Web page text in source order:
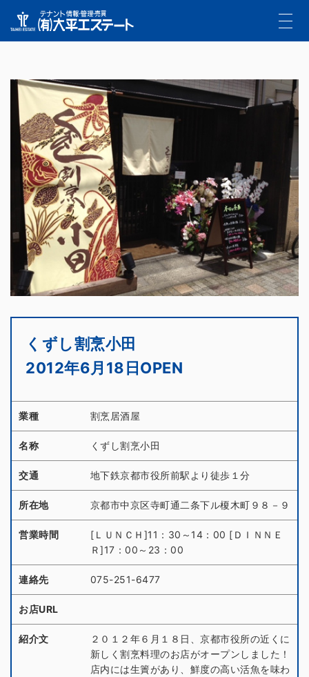
くずし割烹小田
2012年6月18日OPEN
業種 割烹居酒屋
名称 くずし割烹小田
交通 地下鉄京都市役所前駅より徒歩１分
所在地 京都市中京区寺町通二条下ル榎木町９８－９
営業時間
[ＬＵＮＣＨ]11：30～14：00 [ＤＩＮＮＥ
Ｒ]17：00～23：00
連絡先 075-251-6477
お店URL
紹介文
２０１２年６月１８日、京都市役所の近くに
新しく割烹料理のお店がオープンしました！
店内には生簀があり、鮮度の高い活魚を味わ